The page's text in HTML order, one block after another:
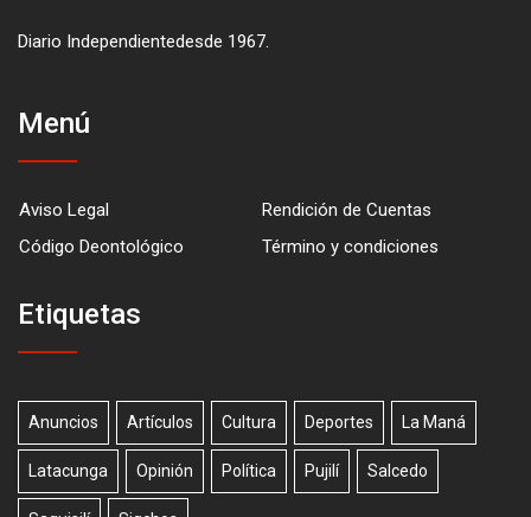
Diario Independientedesde 1967.
Menú
Aviso Legal
Rendición de Cuentas
Código Deontológico
Término y condiciones
Etiquetas
Anuncios Artículos Cultura Deportes La Maná
Latacunga Opinión Política Pujilí Salcedo